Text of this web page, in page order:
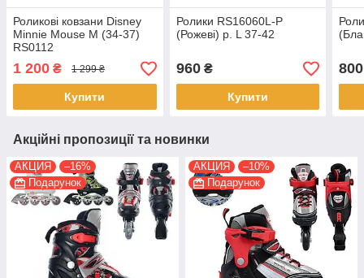
Роликові ковзани Disney
Minnie Mouse M (34-37)
RS0112
1 200 ₴ 1 299 ₴
Купити
Ролики RS16060L-P
(Рожеві) р. L 37-42
960₴
Купити
800
Акційні пропозиції та новинки
АКЦИЯ
–16%
Подарунок
АКЦИЯ
–10%
Подарунок